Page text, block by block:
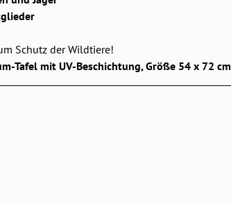
Schutz der Wildtiere!
Tafel mit UV-Beschichtung, Größe 54 x 72 cm